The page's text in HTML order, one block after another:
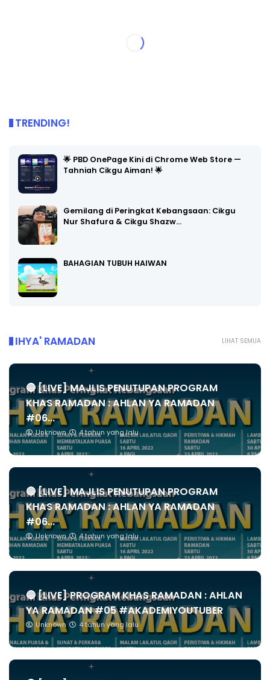
TRENDING!
🌟 PBD OnePage Kini di Chrome Web Store —
Tahniah Cikgu Aiman! 🌟
Gemilang di Peringkat Kebangsaan: Cikgu
Nur Shafura & Cikgu Shazw…
BAHAGIAN TUBUH HAIWAN
LIHAT SEMUA
IHYA' RAMADAN
🔴 [LIVE] MAJLIS PENUTUPAN PROGRAM
KHAS RAMADAN : AHLAN YA RAMADAN
#06...
Unknown 4 tahun yang lalu
🔴 [LIVE] MAJLIS PENUTUPAN PROGRAM
KHAS RAMADAN : AHLAN YA RAMADAN
#06...
Unknown 4 tahun yang lalu
🔴 [LIVE] PROGRAM KHAS RAMADAN : AHLAN
YA RAMADAN #05 #AKADEMIYOUTUBER
Unknown 4 tahun yang lalu